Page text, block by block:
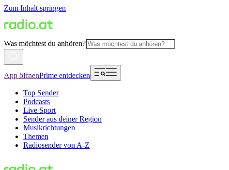
Zum Inhalt springen
Was möchtest du anhören?
App öffnenPrime entdecken
Top Sender
Podcasts
Live Sport
Sender aus deiner Region
Musikrichtungen
Themen
Radiosender von A-Z